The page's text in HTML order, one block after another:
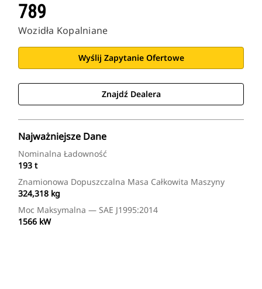
789
Wozidła Kopalniane
Wyślij Zapytanie Ofertowe
Znajdź Dealera
Najważniejsze Dane
Nominalna Ładowność
193 t
Znamionowa Dopuszczalna Masa Całkowita Maszyny
324,318 kg
Moc Maksymalna — SAE J1995:2014
1566 kW